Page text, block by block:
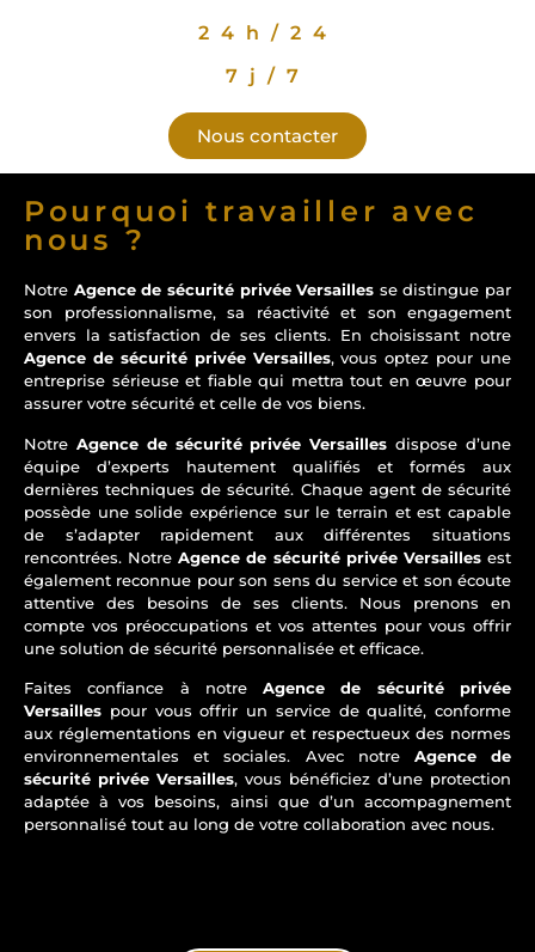
24h/24
7j/7
Nous contacter
Pourquoi travailler avec
nous ?
Notre Agence de sécurité privée Versailles se distingue par
son professionnalisme, sa réactivité et son engagement
envers la satisfaction de ses clients. En choisissant notre
Agence de sécurité privée Versailles, vous optez pour une
entreprise sérieuse et fiable qui mettra tout en œuvre pour
assurer votre sécurité et celle de vos biens.
Notre Agence de sécurité privée Versailles dispose d’une
équipe d’experts hautement qualifiés et formés aux
dernières techniques de sécurité. Chaque agent de sécurité
possède une solide expérience sur le terrain et est capable
de s’adapter rapidement aux différentes situations
rencontrées. NotreAgence de sécurité privée Versaillesest
également reconnue pour son sens du service et son écoute
attentive des besoins de ses clients. Nous prenons en
compte vos préoccupations et vos attentes pour vous offrir
une solution de sécurité personnalisée et efficace.
Faites confiance à notreAgence de sécurité privée
Versailles pour vous offrir un service de qualité, conforme
aux réglementations en vigueur et respectueux des normes
environnementales et sociales. Avec notre Agence de
sécurité privée Versailles, vous bénéficiez d’une protection
adaptée à vos besoins, ainsi que d’un accompagnement
personnalisé tout au long de votre collaboration avec nous.